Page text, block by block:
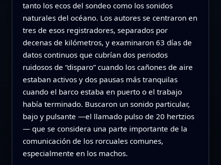
tanto los ecos del sondeo como los sonidos
naturales del océano. Los autores se centraron en
tres de esos registradores, separados por
decenas de kilómetros, y examinaron 63 días de
datos continuos que cubrían dos periodos
ruidosos de “disparo” cuando los cañones de aire
estaban activos y dos pausas más tranquilas
cuando el barco estaba en puerto o el trabajo
había terminado. Buscaron un sonido particular,
bajo y pulsante —el llamado pulso de 20 hertzios
— que se considera una parte importante de la
comunicación de los rorcuales comunes,
especialmente en los machos.